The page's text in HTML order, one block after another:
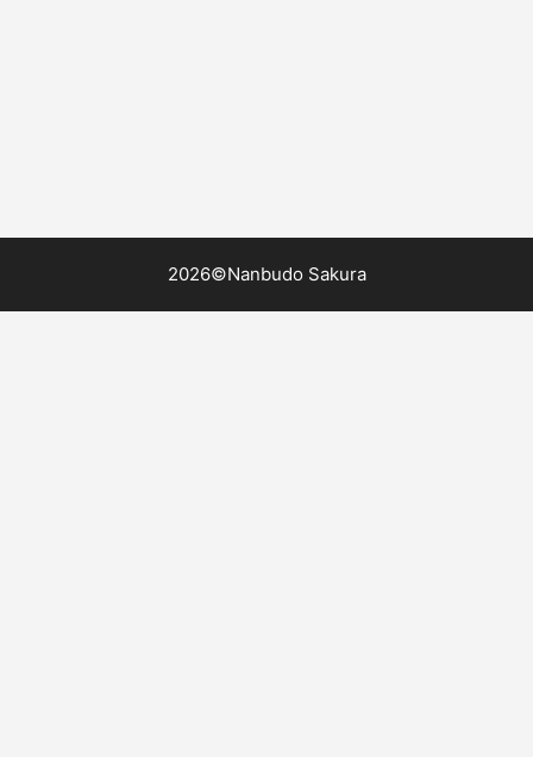
2026©Nanbudo Sakura